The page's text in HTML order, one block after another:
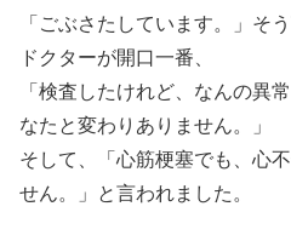
「ごぶさたしています。」そ
ドクターが開口一番、
「検査したけれど、なんの異
なたと変わりありません。」
そして、「心筋梗塞でも、心
せん。」と言われました。